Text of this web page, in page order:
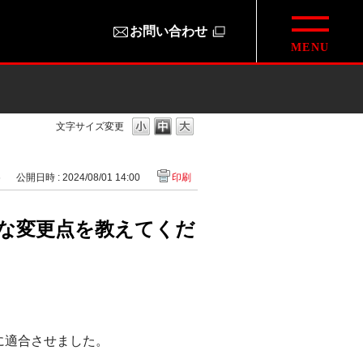
お問い合わせ
文字サイズ変更
公開日時 : 2024/08/01 14:00 印刷
変更点を教えてくだ
合させました。